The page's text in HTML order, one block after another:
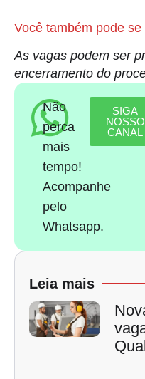
Você também pode
As vagas podem ser
encerramento do
Não
perca
mais
tempo!
Acompanhe
pelo
Whatsapp.
SIGA
NOSSO
CANAL
Leia mais